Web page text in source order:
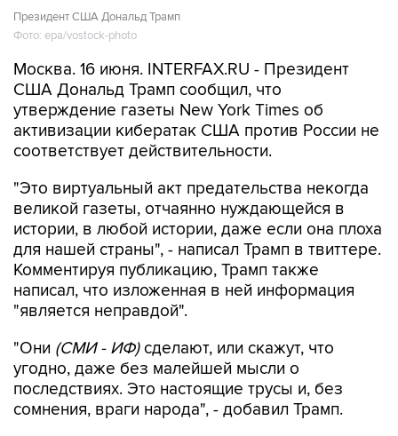
Президент США Дональд Трамп
Фото: epa/vostock-photo
Москва. 16 июня. INTERFAX.RU - Президент
США Дональд Трамп сообщил, что
утверждение газеты New York Times об
активизации кибератак США против России не
соответствует действительности.
"Это виртуальный акт предательства некогда
великой газеты, отчаянно нуждающейся в
истории, в любой истории, даже если она плоха
для нашей страны", - написал Трамп в твиттере.
Комментируя публикацию, Трамп также
написал, что изложенная в ней информация
"является неправдой".
"Они (СМИ - ИФ) сделают, или скажут, что
угодно, даже без малейшей мысли о
последствиях. Это настоящие трусы и, без
сомнения, враги народа", - добавил Трамп.